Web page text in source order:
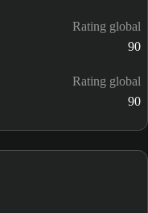
Rating global
90
Rating global
90